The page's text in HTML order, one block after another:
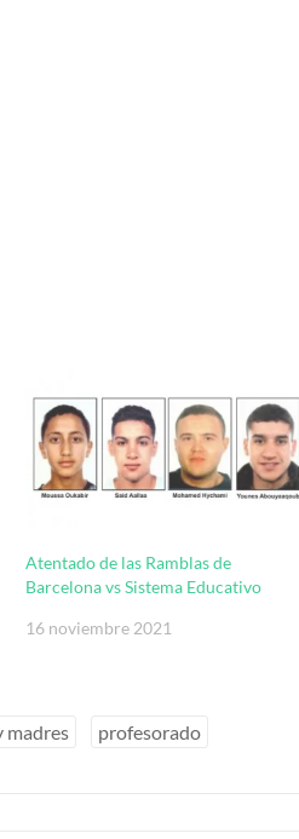
Atentado de las Ramblas de
Barcelona vs Sistema Educativo
16 noviembre 2021
madres profesorado